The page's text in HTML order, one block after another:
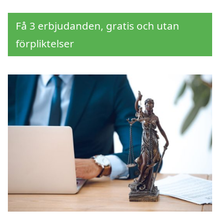
Få 3 erbjudanden, gratis och utan
förpliktelser